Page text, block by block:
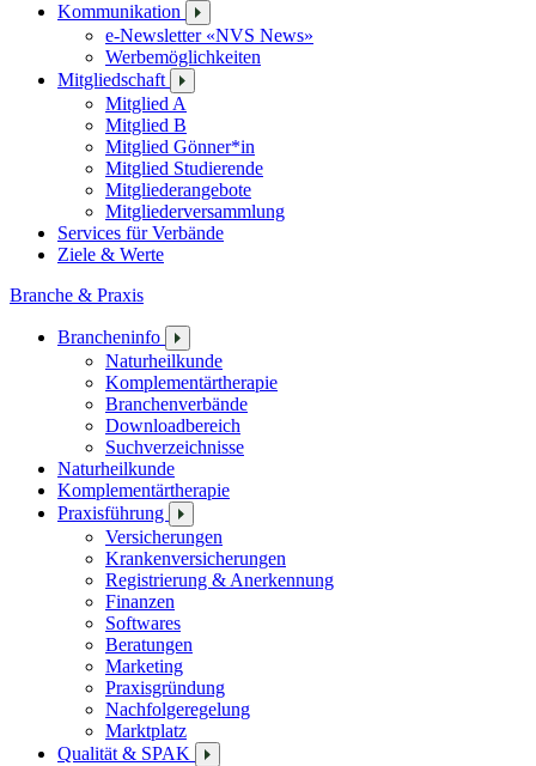
Kommunikation
e-Newsletter «NVS News»
Werbemöglichkeiten
Mitgliedschaft
Mitglied A
Mitglied B
Mitglied Gönner*in
Mitglied Studierende
Mitgliederangebote
Mitgliederversammlung
Services für Verbände
Ziele & Werte
Branche & Praxis
Brancheninfo
Naturheilkunde
Komplementärtherapie
Branchenverbände
Downloadbereich
Suchverzeichnisse
Naturheilkunde
Komplementärtherapie
Praxisführung
Versicherungen
Krankenversicherungen
Registrierung & Anerkennung
Finanzen
Softwares
Beratungen
Marketing
Praxisgründung
Nachfolgeregelung
Marktplatz
Qualität & SPAK